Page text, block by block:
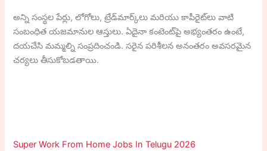
అన్ని సంస్థల పేర్లు, లోగోలు, ట్రేడ్‌మార్క్‌లు మరియు కాపీరైట్‌లు వాటి
సంబంధిత యజమానుల ఆస్తులు. ఏదైనా కంటెంట్‌పై అభ్యంతరం ఉంటే,
దయచేసి మమ్మల్ని సంప్రదించండి. సరైన పరిశీలన అనంతరం అవసరమైన
చర్యలు తీసుకోబడతాయి.
Super Work From Home Jobs In Telugu 2026